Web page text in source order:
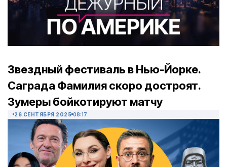
Звездный фестиваль в Нью-Йорке.
Саграда Фамилия скоро достроят.
Зумеры бойкотируют матчу
26 СЕНТЯБРЯ 2025 08:17